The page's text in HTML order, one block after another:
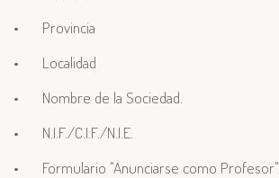
•
Provincia
•
Localidad
•
Nombre de la Sociedad.
•
N.I.F./C.I.F./N.I.E.
•
Formulario "Anunciarse como Profesor".